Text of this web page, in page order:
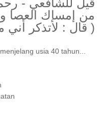
من إمساك
قال : لأتذكر أني مسافر )
usia 40 tahun...